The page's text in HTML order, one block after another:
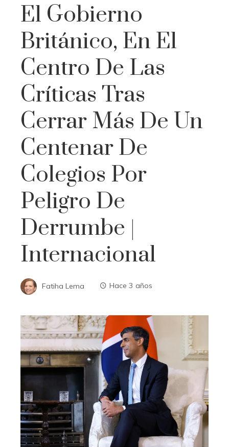
El Gobierno
Británico, En El
Centro De Las
Críticas Tras
Cerrar Más De Un
Centenar De
Colegios Por
Peligro De
Derrumbe |
Internacional
Fatiha Lema Hace 3 años